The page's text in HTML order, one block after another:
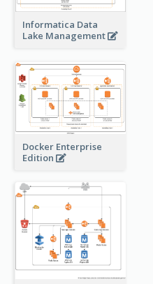
Informatica Data
Lake Management
Docker Enterprise
Edition